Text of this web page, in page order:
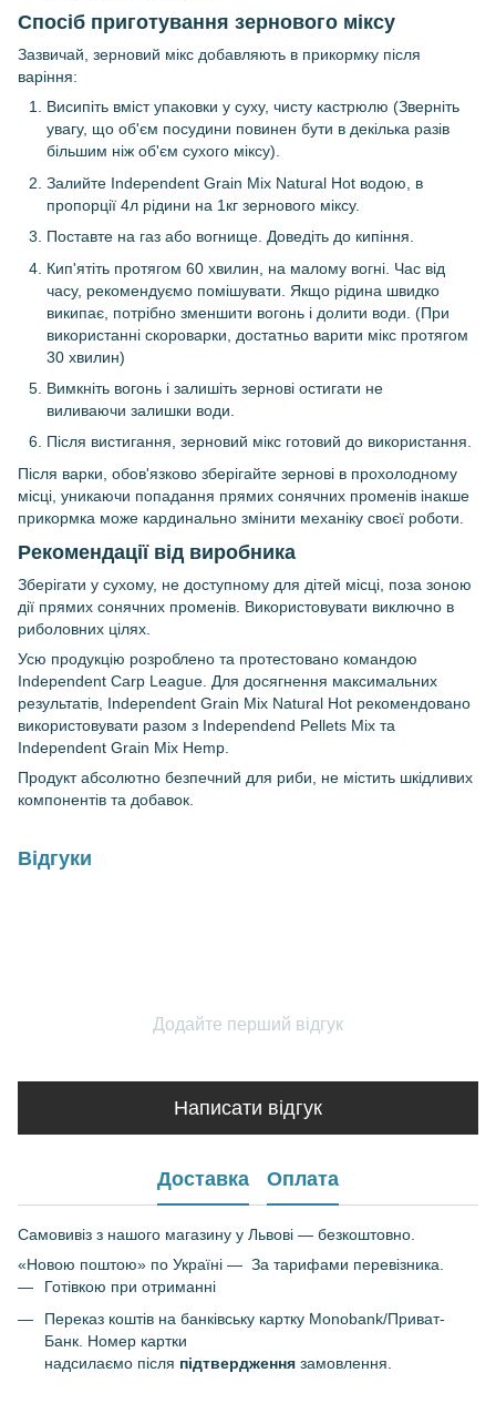
Спосіб приготування зернового міксу
Зазвичай, зерновий мікс добавляють в прикормку після
варіння:
Висипіть вміст упаковки у суху, чисту кастрюлю (Зверніть
увагу, що об'єм посудини повинен бути в декілька разів
більшим ніж об'єм сухого міксу).
Залийте Independent Grain Mix Natural Hot водою, в
пропорції 4л рідини на 1кг зернового міксу.
Поставте на газ або вогнище. Доведіть до кипіння.
Кип'ятіть протягом 60 хвилин, на малому вогні. Час від
часу, рекомендуємо помішувати. Якщо рідина швидко
википає, потрібно зменшити вогонь і долити води. (При
використанні скороварки, достатньо варити мікс протягом
30 хвилин)
Вимкніть вогонь і залишіть зернові остигати не
виливаючи залишки води.
Після вистигання, зерновий мікс готовий до використання.
Після варки, обов'язково зберігайте зернові в прохолодному
місці, уникаючи попадання прямих сонячних променів інакше
прикормка може кардинально змінити механіку своєї роботи.
Рекомендації від виробника
Зберігати у сухому, не доступному для дітей місці, поза зоною
дії прямих сонячних променів. Використовувати виключно в
риболовних цілях.
Усю продукцію розроблено та протестовано командою
Independent Carp League. Для досягнення максимальних
результатів, Independent Grain Mix Natural Hot рекомендовано
використовувати разом з Independend Pellets Mix та
Independent Grain Mix Hemp.
Продукт абсолютно безпечний для риби, не містить шкідливих
компонентів та добавок.
Відгуки
Додайте перший відгук
Написати відгук
Доставка Оплата
Самовивіз з нашого магазину у Львові — безкоштовно.
«Новою поштою» по Україні — За тарифами перевізника.
Готівкою при отриманні
Переказ коштів на банківську картку Monobank/Приват-
Банк. Номер картки
надсилаємо після підтвердження замовлення.